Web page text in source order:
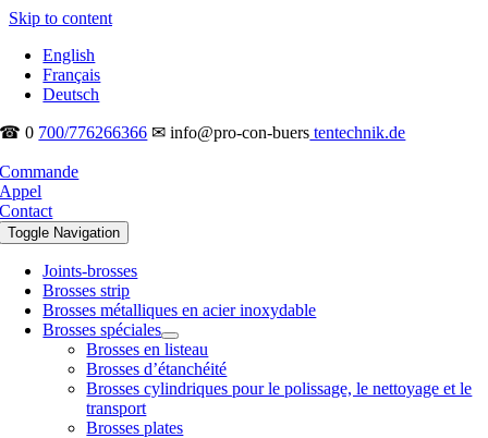
Skip to content
English
Français
Deutsch
☎ 0 700/776266366 ✉ info@pro-con-buers tentechnik.de
Commande
Appel
Contact
Toggle Navigation
Joints-brosses
Brosses strip
Brosses métalliques en acier inoxydable
Brosses spéciales
Brosses en listeau
Brosses d’étanchéité
Brosses cylindriques pour le polissage, le nettoyage et le
transport
Brosses plates